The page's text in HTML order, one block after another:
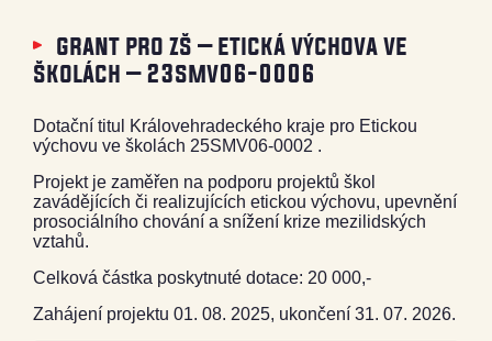
grant pro zš – etická výchova ve
školách – 23smv06-0006
Dotační titul Královehradeckého kraje pro Etickou
výchovu ve školách 25SMV06-0002 .
Projekt je zaměřen na podporu projektů škol
zavádějících či realizujících etickou výchovu, upevnění
prosociálního chování a snížení krize mezilidských
vztahů.
Celková částka poskytnuté dotace: 20 000,-
Zahájení projektu 01. 08. 2025, ukončení 31. 07. 2026.